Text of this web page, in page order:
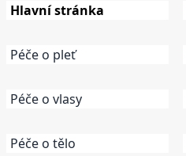
Hlavní stránka
Péče o pleť
Péče o vlasy
Péče o tělo